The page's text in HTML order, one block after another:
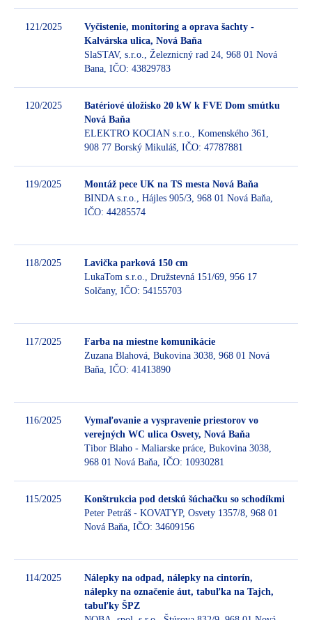
121/2025
Vyčistenie, monitoring a oprava šachty -
Kalvárska ulica, Nová Baňa
SlaSTAV, s.r.o., Železnicný rad 24, 968 01 Nová
Bana, IČO: 43829783
120/2025
Batériové úložisko 20 kW k FVE Dom smútku
Nová Baňa
ELEKTRO KOCIAN s.r.o., Komenského 361,
908 77 Borský Mikuláš, IČO: 47787881
119/2025
Montáž pece UK na TS mesta Nová Baňa
BINDA s.r.o., Hájles 905/3, 968 01 Nová Baňa,
IČO: 44285574
118/2025
Lavička parková 150 cm
LukaTom s.r.o., Družstevná 151/69, 956 17
Solčany, IČO: 54155703
117/2025
Farba na miestne komunikácie
Zuzana Blahová, Bukovina 3038, 968 01 Nová
Baňa, IČO: 41413890
116/2025
Vymaľovanie a vyspravenie priestorov vo
verejných WC ulica Osvety, Nová Baňa
Tibor Blaho - Maliarske práce, Bukovina 3038,
968 01 Nová Baňa, IČO: 10930281
115/2025
Konštrukcia pod detskú šúchačku so schodíkmi
Peter Petráš - KOVATYP, Osvety 1357/8, 968 01
Nová Baňa, IČO: 34609156
114/2025
Nálepky na odpad, nálepky na cintorín,
nálepky na označenie áut, tabuľka na Tajch,
tabuľky ŠPZ